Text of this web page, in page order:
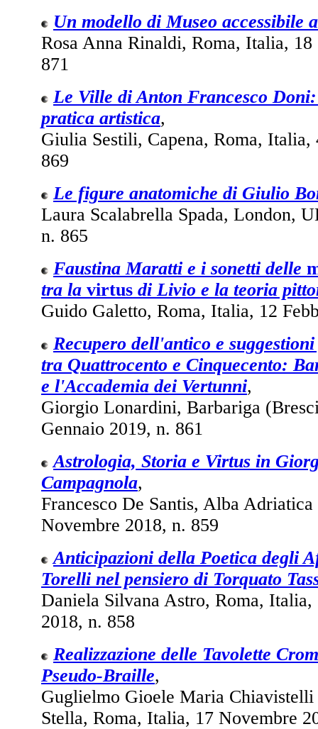
Un modello di Museo accessibile
Rosa Anna Rinaldi, Roma, Italia,
871
Le Ville di Anton Francesco
pratica artistica,
Giulia Sestili, Capena, Roma, Italia,
869
Le figure anatomiche di Giulio
Laura Scalabrella Spada, London,
n. 865
Faustina Maratti e i sonetti delle
tra la virtus di Livio e la teoria
Guido Galetto, Roma, Italia, 12
Recupero dell'antico e
tra Quattrocento e Cinquecento:
e l'Accademia dei Vertunni,
Giorgio Lonardini, Barbariga
Gennaio 2019, n. 861
Astrologia, Storia e Virtus in
Campagnola,
Francesco De Santis, Alba
Novembre 2018, n. 859
Anticipazioni della Poetica degli
Torelli nel pensiero di Torquato
Daniela Silvana Astro, Roma, Italia,
2018, n. 858
Realizzazione delle Tavolette
Pseudo-Braille,
Guglielmo Gioele Maria
Stella, Roma, Italia, 17 Novembre